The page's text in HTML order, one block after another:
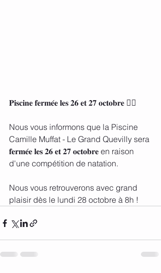
𝐏𝐢𝐬𝐜𝐢𝐧𝐞 𝐟𝐞𝐫𝐦𝐞́𝐞 𝐥𝐞𝐬 𝟐𝟔 𝐞𝐭 𝟐𝟕 𝐨𝐜𝐭𝐨𝐛𝐫𝐞 🏊‍♀️
Nous vous informons que la Piscine
Camille Muffat - Le Grand Quevilly sera
𝐟𝐞𝐫𝐦𝐞́𝐞 𝐥𝐞𝐬 𝟐𝟔 𝐞𝐭 𝟐𝟕 𝐨𝐜𝐭𝐨𝐛𝐫𝐞 en raison
d'une compétition de natation.
Nous vous retrouverons avec grand
plaisir dès le lundi 28 octobre à 8h !